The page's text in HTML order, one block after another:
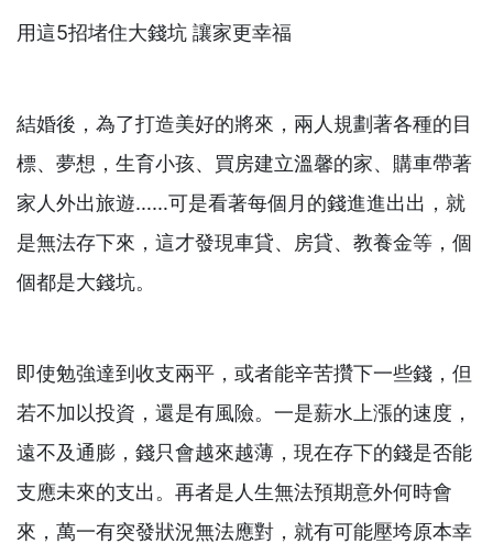
用這5招堵住大錢坑 讓家更幸福
結婚後，為了打造美好的將來，兩人規劃著各種的目
標、夢想，生育小孩、買房建立溫馨的家、購車帶著
家人外出旅遊……可是看著每個月的錢進進出出，就
是無法存下來，這才發現車貸、房貸、教養金等，個
個都是大錢坑。
即使勉強達到收支兩平，或者能辛苦攢下一些錢，但
若不加以投資，還是有風險。一是薪水上漲的速度，
遠不及通膨，錢只會越來越薄，現在存下的錢是否能
支應未來的支出。再者是人生無法預期意外何時會
來，萬一有突發狀況無法應對，就有可能壓垮原本幸